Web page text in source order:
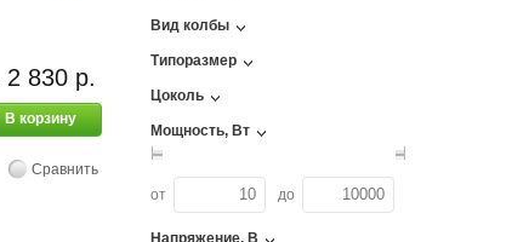
2 830 р.
В корзину
Сравнить
Вид колбы
Типоразмер
Цоколь
Мощность, Вт
от до
Напряжение, В